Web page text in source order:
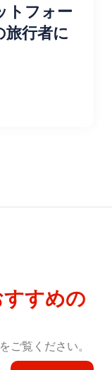
トフォー
行者に
すめの
ご覧ください。